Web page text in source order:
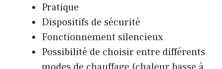
Pratique
Dispositifs de sécurité
Fonctionnement silencieux
Possibilité de choisir entre différents